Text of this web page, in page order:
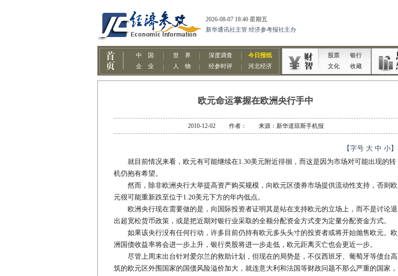
欧元命运掌握在欧洲央行手中
2010-12-02 作者： 来源：新华道琼斯手机报
【字号 大 中 小】
就目前情况来看，欧元有可能继续在1.30美元附近徘徊，而这是因为市场对可能出现的转
机仍抱有希望。
然而，除非欧洲央行大举提高资产购买规模，向欧元区债券市场提供流动性支持，否则欧
元很可能重新跌至位于1.20美元下方的年内低点。
欧洲央行现在需要做的是，向国际投资者证明其是站在支持欧元的立场上，而不是讨论退
出超宽松货币政策，或是把近期对银行业采取的全额分配资金方式变为定量分配资金方式。
如果该央行没有任何行动，许多目前仍持有欧元多头头寸的投资者或将开始抛售欧元。欧
洲国债收益率将会进一步上升，银行类股将进一步走低，欧元距离灭亡也会更近一步。
尽管上周末出台针对爱尔兰的救助计划，但现在的局势是，不仅西班牙、葡萄牙等债台高
筑的欧元区外围国家的国债风险溢价加大，就连意大利和法国等财政问题不那么严重的国家，